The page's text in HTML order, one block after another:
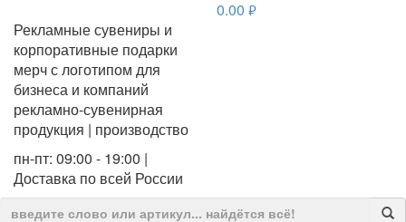
Рекламные сувениры и
корпоративные подарки
мерч с логотипом для
бизнеса и компаний
рекламно-сувенирная
продукция | производство
пн-пт: 09:00 - 19:00 |
Доставка по всей России
0.00 руб.